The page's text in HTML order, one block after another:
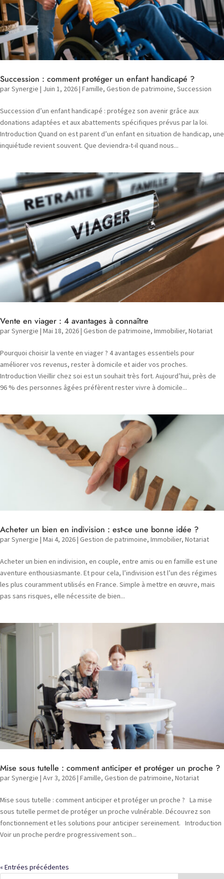
Succession : comment protéger un enfant handicapé ?
parSynergie | Juin 1, 2026| Famille, Gestion de patrimoine, Succession
Succession d’un enfant handicapé : protégez son avenir grâce aux
donations adaptées et aux abattements spécifiques prévus par la loi.
Introduction Quand on est parent d’un enfant en situation de handicap, une
inquiétude revient souvent. Que deviendra-t-il quand nous...
Vente en viager : 4 avantages à connaître
parSynergie | Mai 18, 2026| Gestion de patrimoine, Immobilier, Notariat
Pourquoi choisir la vente en viager ? 4 avantages essentiels pour
améliorer vos revenus, rester à domicile et aider vos proches.
Introduction Vieillir chez soi est un souhait très fort. Aujourd’hui, près de
96 % des personnes âgées préfèrent rester vivre à domicile...
Acheter un bien en indivision : est-ce une bonne idée ?
parSynergie | Mai 4, 2026| Gestion de patrimoine, Immobilier, Notariat
Acheter un bien en indivision, en couple, entre amis ou en famille est une
aventure enthousiasmante. Et pour cela, l’indivision est l’un des régimes
les plus couramment utilisés en France. Simple à mettre en œuvre, mais
pas sans risques, elle nécessite de bien...
Mise sous tutelle : comment anticiper et protéger un proche ?
parSynergie | Avr 3, 2026| Famille, Gestion de patrimoine, Notariat
Mise sous tutelle : comment anticiper et protéger un proche ? La mise
sous tutelle permet de protéger un proche vulnérable. Découvrez son
fonctionnement et les solutions pour anticiper sereinement. Introduction
Voir un proche perdre progressivement son...
« Entrées précédentes